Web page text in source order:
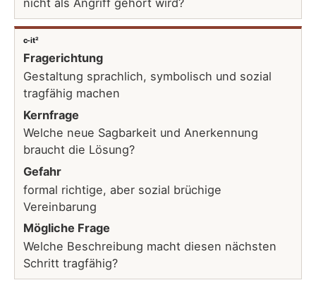
c-it²
Fragerichtung
Gestaltung sprachlich, symbolisch und sozial
tragfähig machen
Kernfrage
Welche neue Sagbarkeit und Anerkennung
braucht die Lösung?
Gefahr
formal richtige, aber sozial brüchige
Vereinbarung
Mögliche Frage
Welche Beschreibung macht diesen nächsten
Schritt tragfähig?